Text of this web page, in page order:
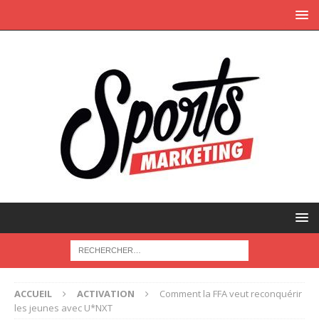
ACCUEIL ACTIVATION
Comment la FFA veut reconquérir
les jeunes avec U*NXT